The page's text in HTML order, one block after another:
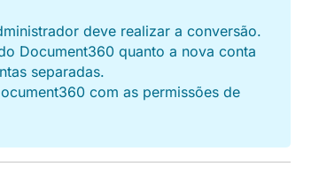
deve realizar a conversão.
Document360 quanto a nova conta
separadas.
com as permissões de